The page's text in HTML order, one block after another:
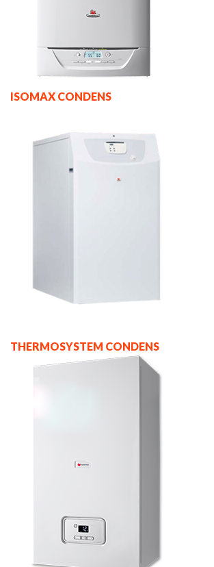
ISOMAX CONDENS
THERMOSYSTEM CONDENS